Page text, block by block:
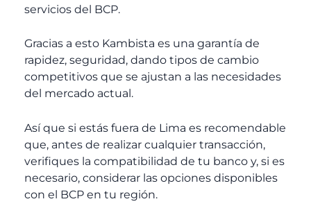
servicios del BCP.
Gracias a esto Kambista es una garantía de
rapidez, seguridad, dando tipos de cambio
competitivos que se ajustan a las necesidades
del mercado actual.
Así que si estás fuera de Lima es recomendable
que, antes de realizar cualquier transacción,
verifiques la compatibilidad de tu banco y, si es
necesario, considerar las opciones disponibles
con el BCP en tu región.